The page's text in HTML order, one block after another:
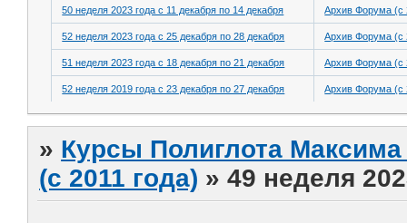
50 неделя 2023 года с 11 декабря по 14 декабря Архив Форума (с
52 неделя 2023 года с 25 декабря по 28 декабря Архив Форума (с
51 неделя 2023 года с 18 декабря по 21 декабря Архив Форума (с
52 неделя 2019 года с 23 декабря по 27 декабря Архив Форума (с
» Курсы Полиглота
(с 2011 года) »49 неделя